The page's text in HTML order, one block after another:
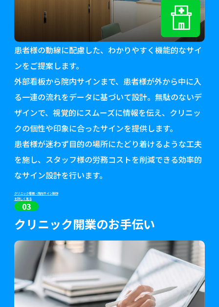
患者様の動線に配慮した、わかりやすく機能的なサイ
ンをご提案します。
外部看板から院内サインまで、患者様が外から中に入
る一連の流れをデータに基づいて設計。無駄のないデ
ザインで、視覚的にスムーズに情報を伝え、クリニッ
クの個性や印象に合ったサインを提供します。
患者様が迷わず目的の場所にたどり着けるような工夫
を施し、スタッフ様の労務コストを削減できる効率的
なサイン設計を行います。
クリニック看板・院内サイン制作
を詳しく見る
03
クリニック開業のお手伝い